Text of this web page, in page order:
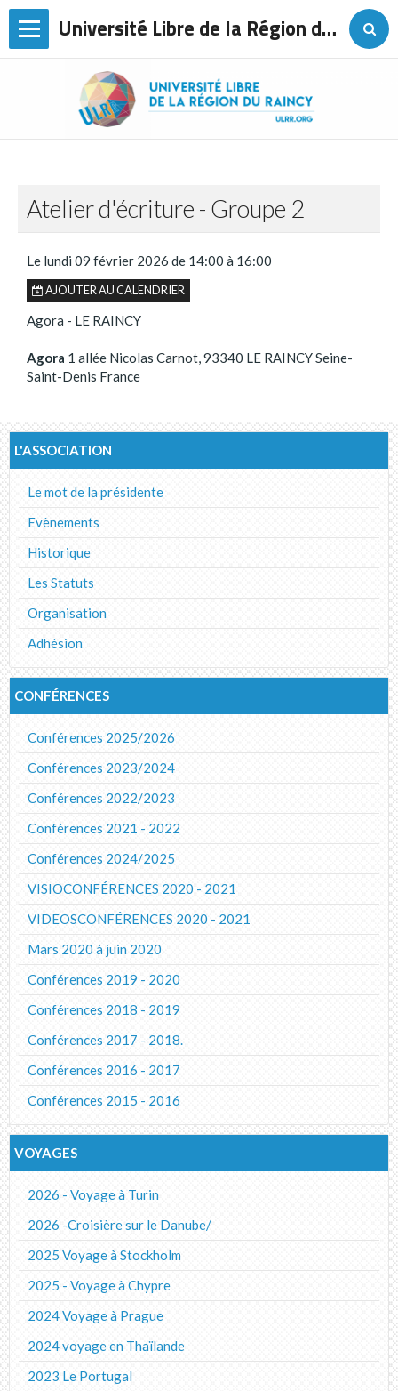
Université Libre de la Région du Raincy
Page d'accueil
L'association
Sorties
Voyages
Les cours de langues
Ateliers
Contact
Atelier d'écriture - Groupe 2
Le lundi 09 février 2026 de 14:00 à 16:00
AJOUTER AU CALENDRIER
Agora - LE RAINCY
Agora 1 allée Nicolas Carnot, 93340 LE RAINCY Seine-
Saint-Denis France
L'ASSOCIATION
Le mot de la présidente
Evènements
Historique
Les Statuts
Organisation
Adhésion
CONFÉRENCES
Conférences 2025/2026
Conférences 2023/2024
Conférences 2022/2023
Conférences 2021 - 2022
Conférences 2024/2025
VISIOCONFÉRENCES 2020 - 2021
VIDEOSCONFÉRENCES 2020 - 2021
Mars 2020 à juin 2020
Conférences 2019 - 2020
Conférences 2018 - 2019
Conférences 2017 - 2018.
Conférences 2016 - 2017
Conférences 2015 - 2016
VOYAGES
2026 - Voyage à Turin
2026 -Croisière sur le Danube/
2025 Voyage à Stockholm
2025 - Voyage à Chypre
2024 Voyage à Prague
2024 voyage en Thaïlande
2023 Le Portugal